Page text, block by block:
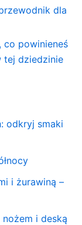
dla
co powinieneś
tej dziedzinie
odkryj smaki
i żurawiną –
i deską